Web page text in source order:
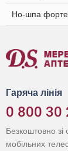
Но-шпа форте
Гаряча лінія
0 800 30
Безкоштовно зі
мобільних